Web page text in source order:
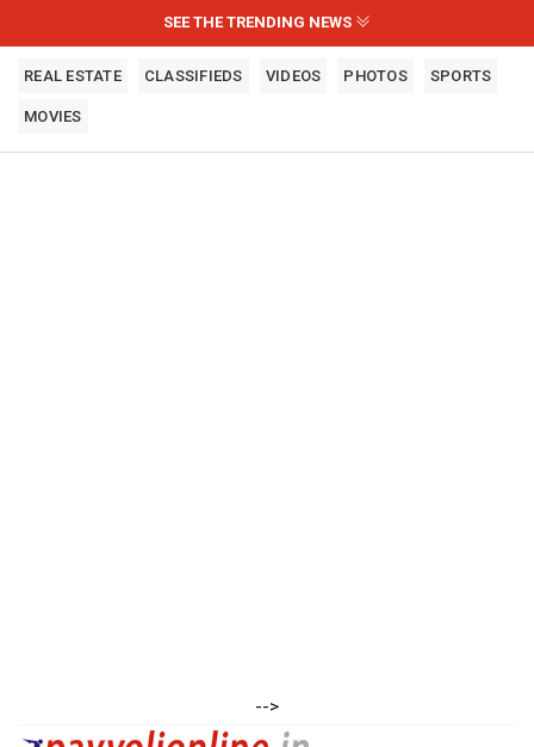
SEE THE TRENDING NEWS
REAL ESTATE CLASSIFIEDS VIDEOS PHOTOS SPORTS
MOVIES
-->